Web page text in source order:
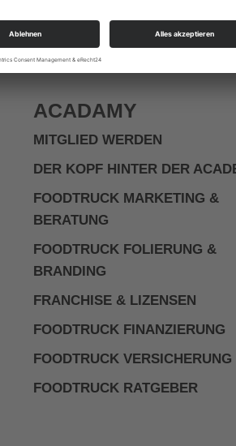
ACADAMY
MITGLIED WERDEN
DER KOPF HINTER DER
FOODTRUCK MARKETING &
BERATUNG
FOODTRUCK FOLIERUNG &
BRANDING
FRANCHISE & LIZENSEN
FOODTRUCK FINANZIERUNG
FOODTRUCK VERSICHERUNG
FOODTRUCK RATGEBER